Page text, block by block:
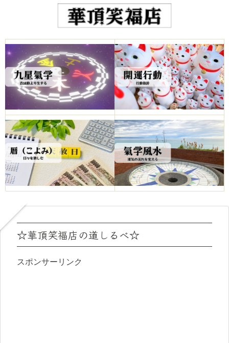
☆華頂笑福店の道しるべ☆
スポンサーリンク